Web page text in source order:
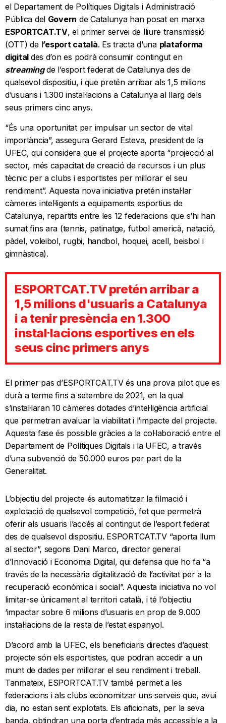
el Departament de Polítiques Digitals i Administració
Pública del Govern de Catalunya han posat en marxa
ESPORTCAT.TV, el primer servei de lliure transmissió
(OTT) de l’esport català. Es tracta d’una plataforma
digital des d’on es podrà consumir contingut en
streamingde l’esport federat de Catalunya des de
qualsevol dispositiu, i que pretén arribar als 1,5 milions
d’usuaris i 1.300 instal·lacions a Catalunya al llarg dels
seus primers cinc anys.
“És una oportunitat per impulsar un sector de vital
importància”, assegura Gerard Esteva, president de la
UFEC, qui considera que el projecte aporta “projecció al
sector, més capacitat de creació de recursos i un plus
tècnic per a clubs i esportistes per millorar el seu
rendiment”. Aquesta nova iniciativa pretén instal·lar
càmeres intel·ligents a equipaments esportius de
Catalunya, repartits entre les 12 federacions que s’hi han
sumat fins ara (tennis, patinatge, futbol americà, natació,
pàdel, voleibol, rugbi, handbol, hoquei, acell, beisbol i
gimnàstica).
ESPORTCAT.TV pretén arribar a
1,5 milions d'usuaris a Catalunya
i a tenir presència en 1.300
instal·lacions esportives en els
seus cinc primers anys
El primer pas d’ESPORTCAT.TV és una prova pilot que es
durà a terme fins a setembre de 2021, en la qual
s’instal·laran 10 càmeres dotades d’intel·ligència artificial
que permetran avaluar la viabilitat i l’impacte del projecte.
Aquesta fase és possible gràcies a la col·laboració entre el
Departament de Polítiques Digitals i la UFEC, a través
d’una subvenció de 50.000 euros per part de la
Generalitat.
L’objectiu del projecte és automatitzar la filmació i
explotació de qualsevol competició, fet que permetrà
oferir als usuaris l’accés al contingut de l’esport federat
des de qualsevol dispositiu. ESPORTCAT.TV “aporta llum
al sector”, segons Dani Marco, director general
d’Innovació i Economia Digital, qui defensa que ho fa “a
través de la necessària digitalització de l’activitat per a la
recuperació econòmica i social”. Aquesta iniciativa no vol
limitar-se únicament al territori català, i té l’objectiu
‘impactar sobre 6 milions d’usuaris en prop de 9.000
instal·lacions de la resta de l’estat espanyol.
D’acord amb la UFEC, els beneficiaris directes d’aquest
projecte són els esportistes, que podran accedir a un
munt de dades per millorar el seu rendiment i treball.
Tanmateix, ESPORTCAT.TV també permet a les
federacions i als clubs economitzar uns serveis que, avui
dia, no estan sent explotats. Els aficionats, per la seva
banda, obtindran una porta d’entrada més accessible a la